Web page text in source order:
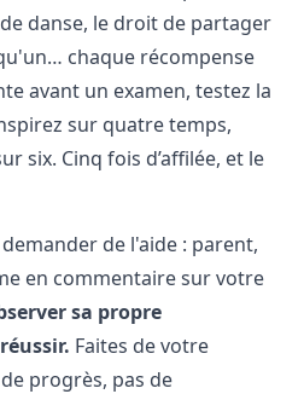
danse, le droit de partager
chaque récompense
avant un examen, testez la
sur quatre temps,
six. Cinq fois d’affilée, et le
de l'aide : parent,
en commentaire sur votre
sa propre
Faites de votre
progrès, pas de